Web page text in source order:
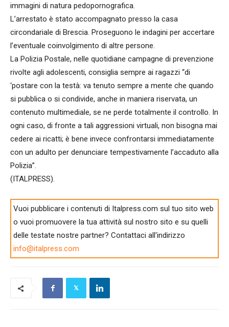
immagini di natura pedopornografica.
L’arrestato è stato accompagnato presso la casa
circondariale di Brescia. Proseguono le indagini per accertare
l’eventuale coinvolgimento di altre persone.
La Polizia Postale, nelle quotidiane campagne di prevenzione
rivolte agli adolescenti, consiglia sempre ai ragazzi “di
‘postare con la testà: va tenuto sempre a mente che quando
si pubblica o si condivide, anche in maniera riservata, un
contenuto multimediale, se ne perde totalmente il controllo. In
ogni caso, di fronte a tali aggressioni virtuali, non bisogna mai
cedere ai ricatti; è bene invece confrontarsi immediatamente
con un adulto per denunciare tempestivamente l’accaduto alla
Polizia”.
(ITALPRESS).
Vuoi pubblicare i contenuti di Italpress.com sul tuo sito web
o vuoi promuovere la tua attività sul nostro sito e su quelli
delle testate nostre partner? Contattaci all'indirizzo
info@italpress.com